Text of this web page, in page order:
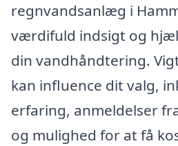
regnvandsanlæg i
værdifuld indsigt og
din vandhåndtering.
kan influence dit valg,
erfaring, anmeldelser
og mulighed for at få